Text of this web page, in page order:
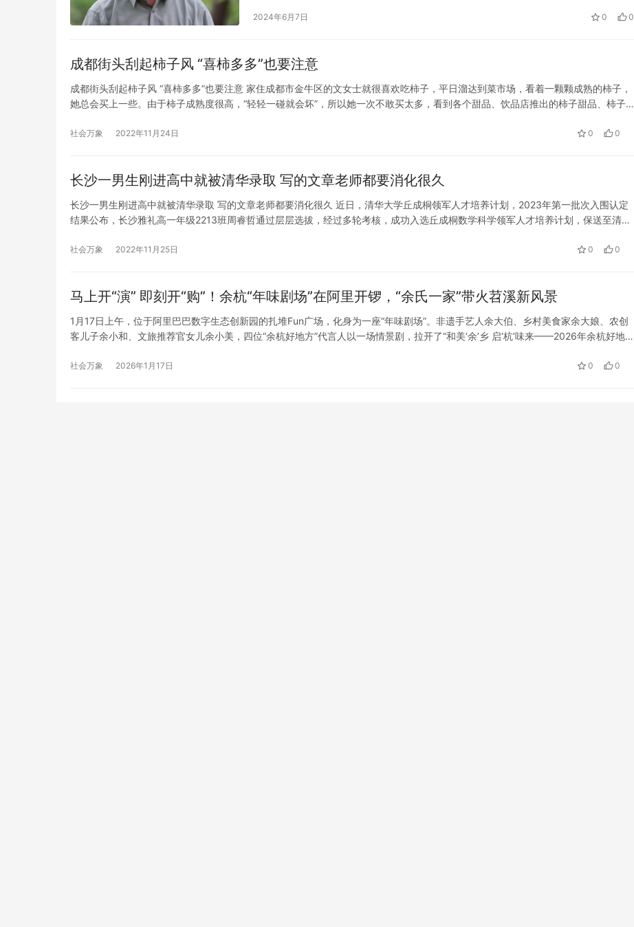
守信念，将深沉的家国情怀根植于血脉之中。捧着一颗心来，不带半根草去，
访“两弹一星”功勋魏…
2024年6月7日 0 0
成都街头刮起柿子风 “喜柿多多”也要注意
成都街头刮起柿子风 “喜柿多多”也要注意 家住成都市金牛区的文女士就很喜欢吃柿子，平日溜达到菜市场，看着一颗颗成熟的柿子，
她总会买上一些。由于柿子成熟度很高，“轻轻一碰就会坏”，所以她一次不敢买太多，看到各个甜品、饮品店推出的柿子甜品、柿子
心…
社会万象 2022年11月24日 0 0
长沙一男生刚进高中就被清华录取 写的文章老师都要消化很久
长沙一男生刚进高中就被清华录取 写的文章老师都要消化很久 近日，清华大学丘成桐领军人才培养计划，2023年第一批次入围认定
结果公布，长沙雅礼高一年级2213班周睿哲通过层层选拔，经过多轮考核，成功入选丘成桐数学科学领军人才培养计划，保送至清华
社会万象 2022年11月25日 0 0
马上开“演” 即刻开“购”！余杭“年味剧场”在阿里开锣，“余氏一家”带火苕溪新风景
1月17日上午，位于阿里巴巴数字生态创新园的扎堆Fun广场，化身为一座“年味剧场”。非遗手艺人余大伯、乡村美食家余大娘、农创
客儿子余小和、文旅推荐官女儿余小美，四位“余杭好地方”代言人以一场情景剧，拉开了“和美‘余’乡 启‘杭’味来——2026年余杭好地
社会万象 2026年1月17日 0 0